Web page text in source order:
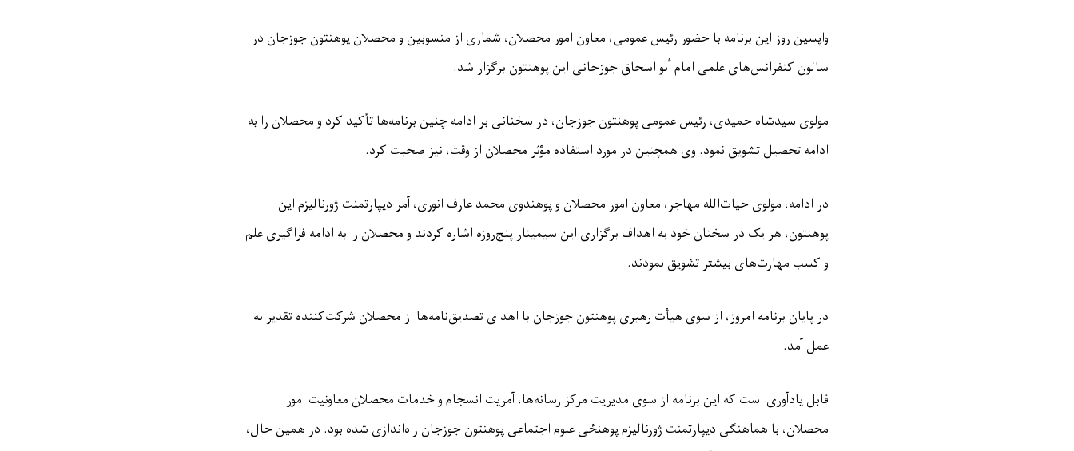
واپسین روز این برنامه با حضور رئیس عمومی، معاون امور محصلان، شماری از منسوبین و محصلان پوهنتون جوزجان در
سالون کنفرانس‌های علمی امام أبو اسحاق جوزجانی این پوهنتون برگزار شد.
مولوی سیدشاه حمیدی، رئیس عمومی پوهنتون جوزجان، در سخنانی بر ادامه چنین برنامه‌ها تأکید کرد و محصلان را به
ادامه تحصیل تشویق نمود. وی همچنین در مورد استفاده مؤثر محصلان از وقت، نیز صحبت کرد.
در ادامه، مولوی حیات‌الله مهاجر، معاون امور محصلان و پوهندوی محمد عارف انوری، آمر دیپارتمنت ژورنالیزم این
پوهنتون، هر یک در سخنان خود به اهداف برگزاری این سیمینار پنج‌روزه اشاره کردند و محصلان را به ادامه فراگیری علم
و کسب مهارت‌های بیشتر تشویق نمودند.
در پایان برنامه امروز، از سوی هیأت رهبری پوهنتون جوزجان با اهدای تصدیق‌نامه‌ها از محصلان شرکت‌کننده تقدیر به
عمل آمد.
قابل یادآوری است که این برنامه از سوی مدیریت مرکز رسانه‌ها، آمریت انسجام و خدمات محصلان معاونیت امور
محصلان، با هماهنگی دیپارتمنت ژورنالیزم پوهنځی علوم اجتماعی پوهنتون جوزجان راه‌اندازی شده بود. در همین حال،